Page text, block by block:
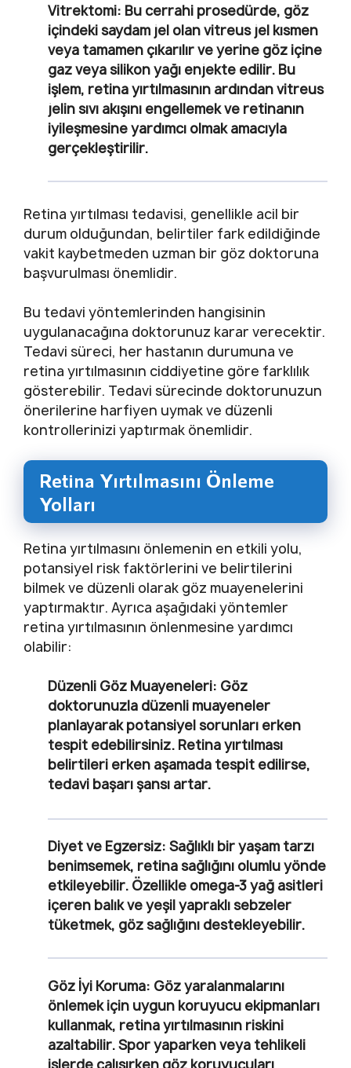
Vitrektomi: Bu cerrahi prosedürde, göz
içindeki saydam jel olan vitreus jel kısmen
veya tamamen çıkarılır ve yerine göz içine
gaz veya silikon yağı enjekte edilir. Bu
işlem, retina yırtılmasının ardından vitreus
jelin sıvı akışını engellemek ve retinanın
iyileşmesine yardımcı olmak amacıyla
gerçekleştirilir.
Retina yırtılması tedavisi, genellikle acil bir
durum olduğundan, belirtiler fark edildiğinde
vakit kaybetmeden uzman bir göz doktoruna
başvurulması önemlidir.
Bu tedavi yöntemlerinden hangisinin
uygulanacağına doktorunuz karar verecektir.
Tedavi süreci, her hastanın durumuna ve
retina yırtılmasının ciddiyetine göre farklılık
gösterebilir. Tedavi sürecinde doktorunuzun
önerilerine harfiyen uymak ve düzenli
kontrollerinizi yaptırmak önemlidir.
Retina Yırtılmasını Önleme
Yolları
Retina yırtılmasını önlemenin en etkili yolu,
potansiyel risk faktörlerini ve belirtilerini
bilmek ve düzenli olarak göz muayenelerini
yaptırmaktır. Ayrıca aşağıdaki yöntemler
retina yırtılmasının önlenmesine yardımcı
olabilir:
Düzenli Göz Muayeneleri: Göz
doktorunuzla düzenli muayeneler
planlayarak potansiyel sorunları erken
tespit edebilirsiniz. Retina yırtılması
belirtileri erken aşamada tespit edilirse,
tedavi başarı şansı artar.
Diyet ve Egzersiz: Sağlıklı bir yaşam tarzı
benimsemek, retina sağlığını olumlu yönde
etkileyebilir. Özellikle omega-3 yağ asitleri
içeren balık ve yeşil yapraklı sebzeler
tüketmek, göz sağlığını destekleyebilir.
Göz İyi Koruma: Göz yaralanmalarını
önlemek için uygun koruyucu ekipmanları
kullanmak, retina yırtılmasının riskini
azaltabilir. Spor yaparken veya tehlikeli